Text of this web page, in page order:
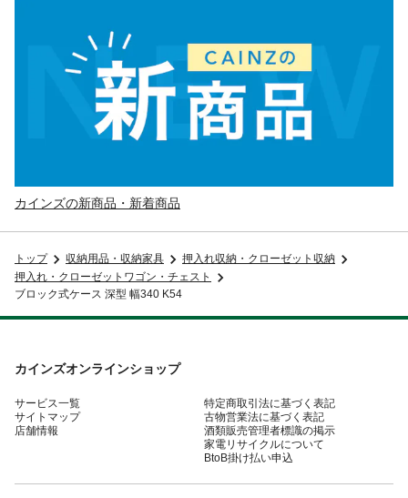
カインズの新商品・新着商品
トップ 収納用品・収納家具
押入れ収納・クローゼット収納
押入れ・クローゼットワゴン・チェスト
ブロック式ケース 深型 幅340 K54
カインズオンラインショップ
サービス一覧
サイトマップ
店舗情報
特定商取引法に基づく表記
古物営業法に基づく表記
酒類販売管理者標識の掲示
家電リサイクルについて
BtoB掛け払い申込